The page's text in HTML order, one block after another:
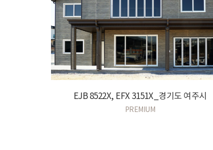
EJB 8522X, EFX 3151X_경기도 여주시
PREMIUM